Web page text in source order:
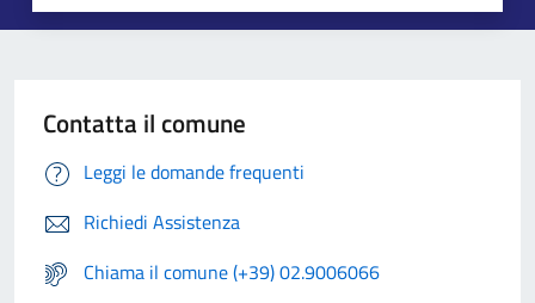
Contatta il comune
Leggi le domande frequenti
Richiedi Assistenza
Chiama il comune (+39) 02.9006066